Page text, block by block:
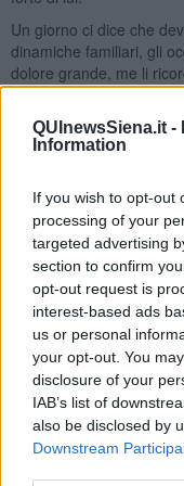
QUInewsSiena.it -
Information
If you wish to opt-out
processing of your
targeted advertising
section to confirm
opt-out request is
interest-based ads
us or personal
your opt-out. You
disclosure of your
IAB’s list of
also be disclosed by
Downstream
Un giorno ci dice che
dinamiche familiari, gli
dolore grande, me li
con altra luce al termine
soddisfazioni
doveva fare una cosa
Dopo diversi anni me
diventato uomo , ti
vissute parecchie,
cambiato
passione. Una sua bella
rimettere in piedi,
comune è rimasto
so quante volte
Mette impegno,
e diventa sindaco di
esattamente il mio
una delle prove che